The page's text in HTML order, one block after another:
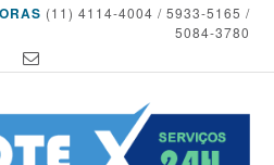
(11) 4114-4004 / 5933-5165 /
5084-3780